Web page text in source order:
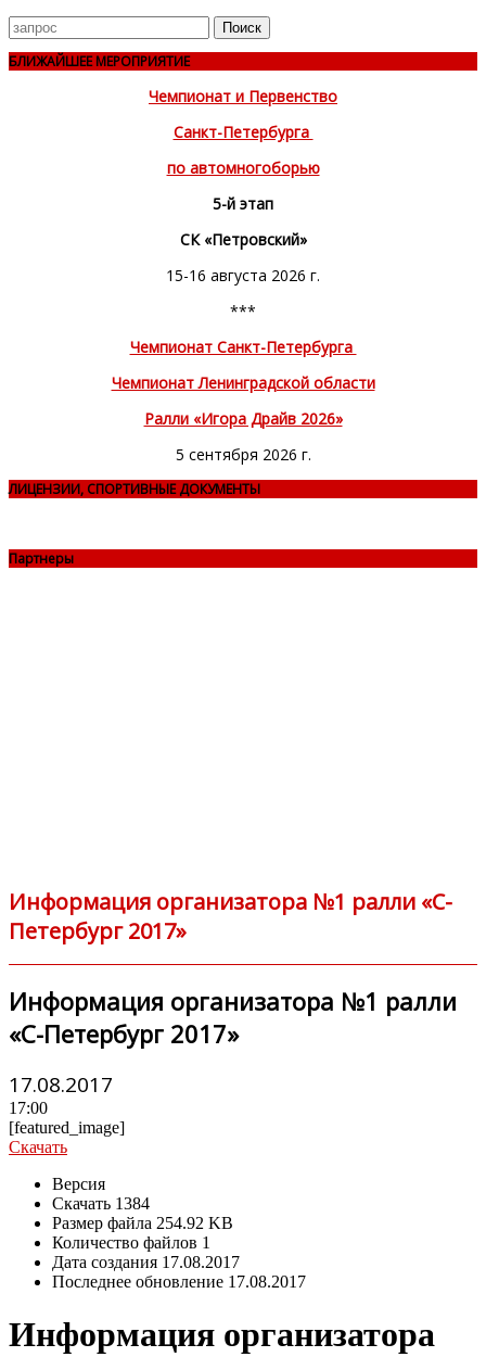
Поиск
для
БЛИЖАЙШЕЕ МЕРОПРИЯТИЕ
Чемпионат и Первенство
Санкт-Петербурга
по автомногоборью
5-й этап
СК «Петровский»
15-16 августа 2026 г.
***
Чемпионат Санкт-Петербурга
Чемпионат Ленинградской области
Ралли «Игора Драйв 2026»
5 сентября 2026 г.
ЛИЦЕНЗИИ, СПОРТИВНЫЕ ДОКУМЕНТЫ
Партнеры
Информация организатора №1 ралли «С-
Петербург 2017»
Информация организатора №1 ралли
«С-Петербург 2017»
17.08.2017
17:00
[featured_image]
Скачать
Версия
Скачать 1384
Размер файла 254.92 KB
Количество файлов 1
Дата создания 17.08.2017
Последнее обновление 17.08.2017
Информация организатора